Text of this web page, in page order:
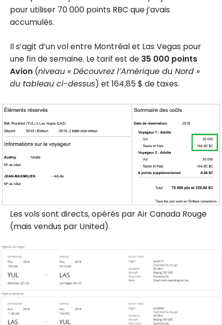
pour utiliser 70 000 points RBC que j’avais
accumulés.
Il s’agit d’un vol entre Montréal et Las Vegas pour
une fin de semaine. Le tarif est de 35 000 points
Avion (niveau « Découvrez l’Amérique du Nord »
du tableau ci-dessus) et 164,85 $ de taxes.
Les vols sont directs, opérés par Air Canada Rouge
(mais vendus par United).